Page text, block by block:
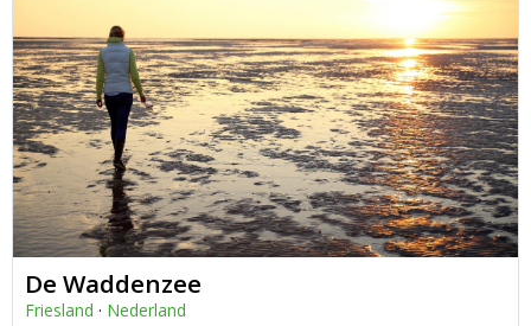
De Waddenzee
Friesland · Nederland